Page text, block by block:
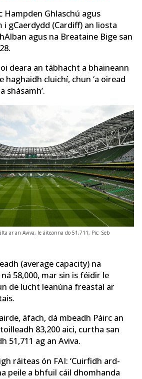
Hampden Ghlaschú agus
i gCaerdydd (Cardiff) an liosta
agus na Breataine Bige san
deara an tábhacht a bhaineann
haghaidh cluichí, chun ‘a oiread
shásamh’.
ar an Aviva, le áiteanna do 51,711, Pic: Seb
(average capacity) na
58,000, mar sin is féidir le
de lucht leanúna freastal ar
áfach, dá mbeadh Páirc an
83,200 aici, curtha san
51,711 ag an Aviva.
ráiteas ón FAI: ‘Cuirfidh ard-
peile a bhfuil cáil dhomhanda